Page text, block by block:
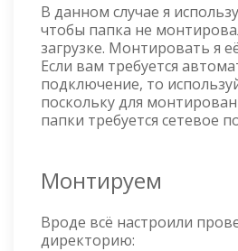
В данном случае я
чтобы папка не
загрузке. Монтировать я
Если вам требуется
подключение, то
поскольку для
папки требуется сетевое
Монтируем
Вроде всё настроили
директорию: